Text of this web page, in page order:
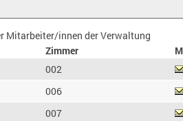
Mitarbeiter/innen der Verwaltung
Zimmer
002
006
007